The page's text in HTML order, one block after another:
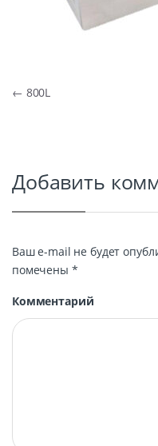
Навигация
← 800L
Добавить
Ваш e-mail не будет
помечены *
Комментарий